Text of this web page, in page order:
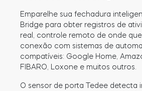
Emparelhe sua fechadura
Bridge para obter registros de
real, controle remoto de onde
conexão com sistemas de
compatíveis: Google Home,
FIBARO, Loxone e muitos outros.
O sensor de porta Tedee detecta